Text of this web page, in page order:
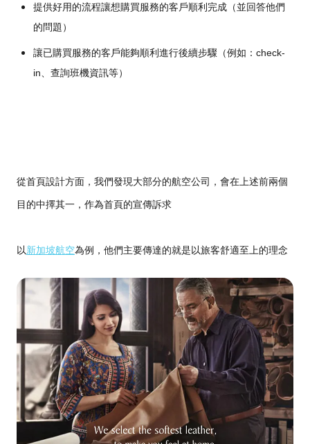
提供好用的流程讓想購買服務的客戶順利完成（並回答他們
的問題）
讓已購買服務的客戶能夠順利進行後續步驟（例如：check-
in、查詢班機資訊等）
從首頁設計方面，我們發現大部分的航空公司，會在上述前兩個
目的中擇其一，作為首頁的宣傳訴求
以新加坡航空為例，他們主要傳達的就是以旅客舒適至上的理念